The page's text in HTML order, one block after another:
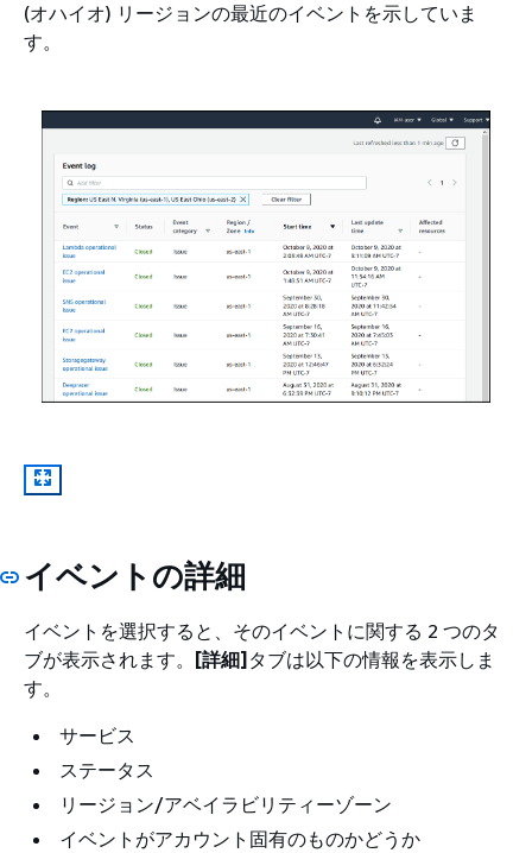
(オハイオ) リージョンの最近のイベントを示していま
す。
イベントの詳細
イベントを選択すると、そのイベントに関する 2 つのタ
ブが表示されます。
[詳細] タブは以下の情報を表示しま
す。
サービス
ステータス
リージョン/アベイラビリティーゾーン
イベントがアカウント固有のものかどうか